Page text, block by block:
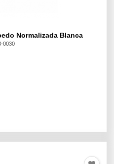
Normalizada Blanca
0030